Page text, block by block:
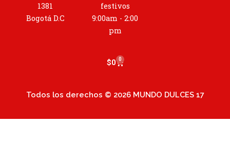
1381
Bogotá D.C
festivos
9:00am - 2:00
pm
$0 0
Cart
Todos los derechos © 2026 MUNDO DULCES 17